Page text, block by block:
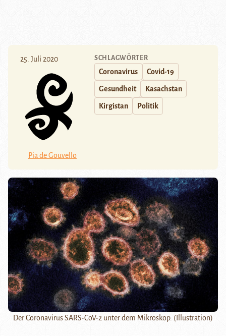
25. Juli 2020
Pia de Gouvello
SCHLAGWÖRTER
Coronavirus Covid-19
Gesundheit Kasachstan
Kirgistan Politik
Der Coronavirus SARS-CoV-2 unter dem Mikroskop. (Illustration)